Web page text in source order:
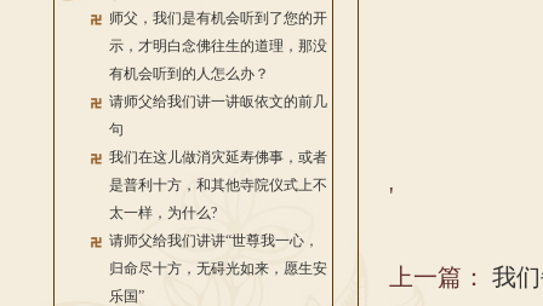
师父，我们是有机会听到了您的开
示，才明白念佛往生的道理，那没
有机会听到的人怎么办？
请师父给我们讲一讲皈依文的前几
句
我们在这儿做消灾延寿佛事，或者
是普利十方，和其他寺院仪式上不
太一样，为什么?
请师父给我们讲讲“世尊我一心，
归命尽十方，无碍光如来，愿生安
乐国”
'
上一篇： 我